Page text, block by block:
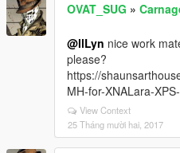
OVAT_SUG »
@llLyn nice work
please?
https://
MH-for-XNALara-
View Context
25 Tháng mười hai, 2017